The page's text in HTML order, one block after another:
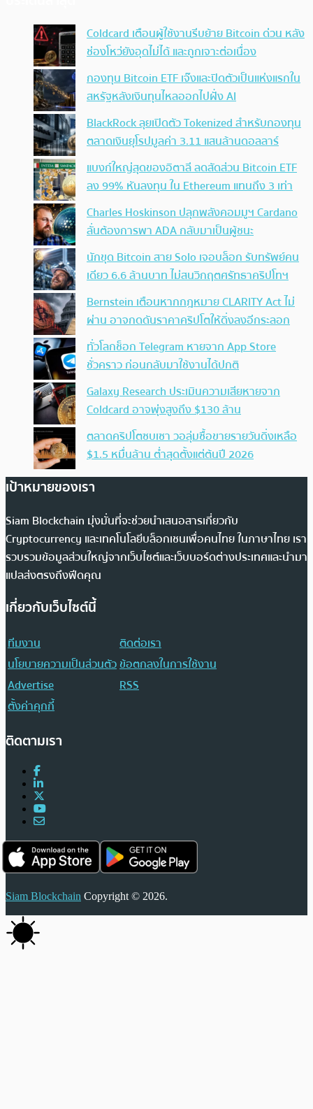
Coldcard เตือนผู้ใช้งานรีบย้าย Bitcoin ด่วน หลัง
ช่องโหว่ยังอุดไม่ได้ และถูกเจาะต่อเนื่อง
กองทุน Bitcoin ETF เจ๊งและปิดตัวเป็นแห่งแรกใน
สหรัฐหลังเงินทุนไหลออกไปฝั่ง AI
BlackRock ลุยเปิดตัว Tokenized สำหรับกองทุน
ตลาดเงินยุโรปมูลค่า 3.11 แสนล้านดอลลาร์
แบงก์ใหญ่สุดของอิตาลี ลดสัดส่วน Bitcoin ETF
ลง 99% หันลงทุน ใน Ethereum แทนถึง 3 เท่า
Charles Hoskinson ปลุกพลังคอมมูฯ Cardano
ลั่นต้องการพา ADA กลับมาเป็นผู้ชนะ
นักขุด Bitcoin สาย Solo เจอบล็อก รับทรัพย์คน
เดียว 6.6 ล้านบาท ไม่สนวิกฤตศรัทธาคริปโทฯ
Bernstein เตือนหากกฎหมาย CLARITY Act ไม่
ผ่าน อาจกดดันราคาคริปโตให้ดิ่งลงอีกระลอก
ทั่วโลกช็อก Telegram หายจาก App Store
ชั่วคราว ก่อนกลับมาใช้งานได้ปกติ
Galaxy Research ประเมินความเสียหายจาก
Coldcard อาจพุ่งสูงถึง $130 ล้าน
ตลาดคริปโตซบเซา วอลุ่มซื้อขายรายวันดิ่งเหลือ
$1.5 หมื่นล้าน ต่ำสุดตั้งแต่ต้นปี 2026
เป้าหมายของเรา
Siam Blockchain มุ่งมั่นที่จะช่วยนำเสนอสารเกี่ยวกับ
Cryptocurrency และเทคโนโลยีบล็อกเชนเพื่อคนไทย ในภาษาไทย เรา
รวบรวมข้อมูลส่วนใหญ่จากเว็บไซต์และเว็บบอร์ดต่างประเทศและนำมา
แปลส่งตรงถึงฟีดคุณ
เกี่ยวกับเว็บไซต์นี้
ทีมงาน
ติดต่อเรา
นโยบายความเป็นส่วนตัวข้อตกลงในการใช้งาน
Advertise
RSS
ตั้งค่าคุกกี้
ติดตามเรา
Siam Blockchain Copyright © 2026.